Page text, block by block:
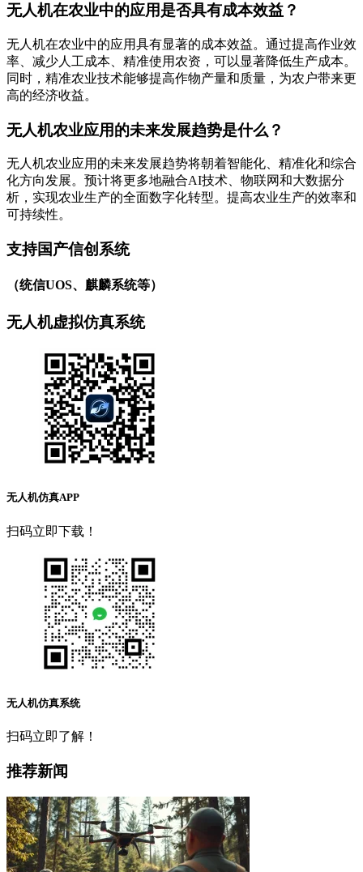
无人机在农业中的应用是否具有成本效益？
无人机在农业中的应用具有显著的成本效益。通过提高作业效
率、减少人工成本、精准使用农资，可以显著降低生产成本。
同时，精准农业技术能够提高作物产量和质量，为农户带来更
高的经济收益。
无人机农业应用的未来发展趋势是什么？
无人机农业应用的未来发展趋势将朝着智能化、精准化和综合
化方向发展。预计将更多地融合AI技术、物联网和大数据分
析，实现农业生产的全面数字化转型。提高农业生产的效率和
可持续性。
支持国产信创系统
（统信UOS、麒麟系统等）
无人机虚拟仿真系统
无人机仿真APP
扫码立即下载！
无人机仿真系统
扫码立即了解！
推荐新闻